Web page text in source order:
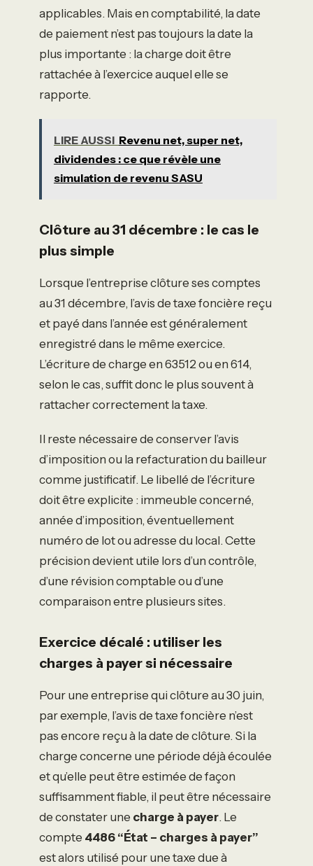
applicables. Mais en comptabilité, la date
de paiement n’est pas toujours la date la
plus importante : la charge doit être
rattachée à l’exercice auquel elle se
rapporte.
LIRE AUSSI Revenu net, super net,
dividendes : ce que révèle une
simulation de revenu SASU
Clôture au 31 décembre : le cas le
plus simple
Lorsque l’entreprise clôture ses comptes
au 31 décembre, l’avis de taxe foncière reçu
et payé dans l’année est généralement
enregistré dans le même exercice.
L’écriture de charge en 63512 ou en 614,
selon le cas, suffit donc le plus souvent à
rattacher correctement la taxe.
Il reste nécessaire de conserver l’avis
d’imposition ou la refacturation du bailleur
comme justificatif. Le libellé de l’écriture
doit être explicite : immeuble concerné,
année d’imposition, éventuellement
numéro de lot ou adresse du local. Cette
précision devient utile lors d’un contrôle,
d’une révision comptable ou d’une
comparaison entre plusieurs sites.
Exercice décalé : utiliser les
charges à payer si nécessaire
Pour une entreprise qui clôture au 30 juin,
par exemple, l’avis de taxe foncière n’est
pas encore reçu à la date de clôture. Si la
charge concerne une période déjà écoulée
et qu’elle peut être estimée de façon
suffisamment fiable, il peut être nécessaire
de constater une charge à payer. Le
compte 4486 “État – charges à payer”
est alors utilisé pour une taxe due à